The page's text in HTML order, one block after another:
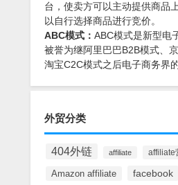
台，使卖方可以主动提供商品
以自行选择商品进行竞价。
ABC模式： ABC模式是新型电
被誉为继阿里巴巴B2B模式、
淘宝C2C模式之后电子商务界
外贸分类
404外链 affiliate affiliate
Amazon affiliate facebook